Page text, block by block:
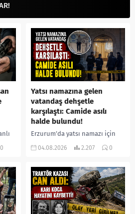
0
Yatsı namazına gelen
vatandaş dehşetle
karşılaştı: Camide asılı
halde bulundu!
Erzurum’da yatsı namazı için
camiye gelen bir vatandaş,
yerine sevk edilen...
04.08.2026 2.207 0